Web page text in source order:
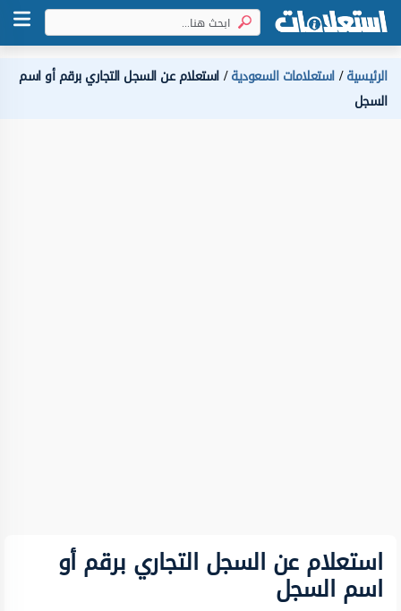
الرئيسية استعلامات السعودية استعلام عن السجل التجاري برقم أو اسم
السجل
استعلام عن السجل التجاري برقم أو
اسم السجل